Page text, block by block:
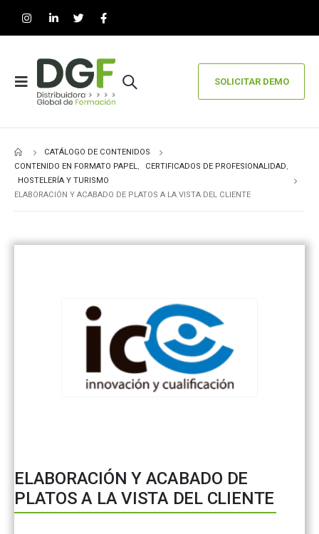
SOLICITAR DEMO
CATÁLOGO DE CONTENIDOS
CONTENIDO EN FORMATO PAPEL, CERTIFICADOS DE PROFESIONALIDAD,
HOSTELERÍA Y TURISMO
ELABORACIÓN Y ACABADO DE PLATOS A LA VISTA DEL CLIENTE
ELABORACIÓN Y ACABADO DE
PLATOS A LA VISTA DEL CLIENTE